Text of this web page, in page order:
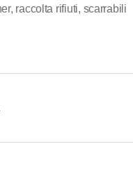
, raccolta rifiuti, scarrabili